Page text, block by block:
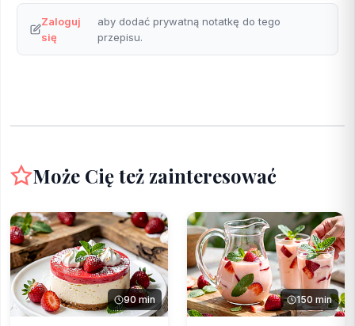
Zaloguj
się
aby dodać prywatną notatkę do tego
przepisu.
Może Cię też zainteresować
90 min 150 min